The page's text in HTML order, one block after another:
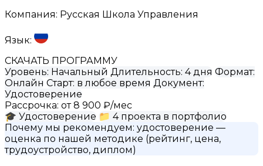
Компания: Русская Школа Управления
Язык:
СКАЧАТЬ ПРОГРАММУ
Уровень: Начальный Длительность: 4 дня Формат:
Онлайн Старт: в любое время Документ:
Удостоверение
Рассрочка: от 8 900 ₽/мес
🎓 Удостоверение 📁 4 проекта в портфолио
Почему мы рекомендуем: удостоверение —
оценка по нашей методике (рейтинг, цена,
трудоустройство, диплом)